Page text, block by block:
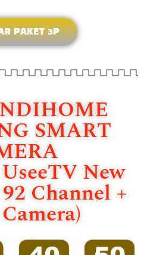
PAKET 3P
SMART
New
Channel +